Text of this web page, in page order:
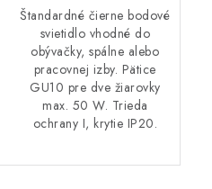
Štandardné čierne bodové
svietidlo vhodné do
obývačky, spálne alebo
pracovnej izby. Pätice
GU10 pre dve žiarovky
max. 50 W. Trieda
ochrany I, krytie IP20.